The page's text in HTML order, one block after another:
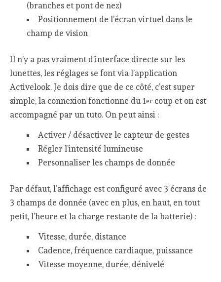
(branches et pont de nez)
Positionnement de l’écran virtuel dans le
champ de vision
Il n’y a pas vraiment d’interface directe sur les
lunettes, les réglages se font via l’application
Activelook. Je dois dire que de ce côté, c’est super
simple, la connexion fonctionne du 1er coup et on est
accompagné par un tuto. On peut ainsi :
Activer / désactiver le capteur de gestes
Régler l’intensité lumineuse
Personnaliser les champs de donnée
Par défaut, l’affichage est configuré avec 3 écrans de
3 champs de donnée (avec en plus, en haut, en tout
petit, l’heure et la charge restante de la batterie) :
Vitesse, durée, distance
Cadence, fréquence cardiaque, puissance
Vitesse moyenne, durée, dénivelé